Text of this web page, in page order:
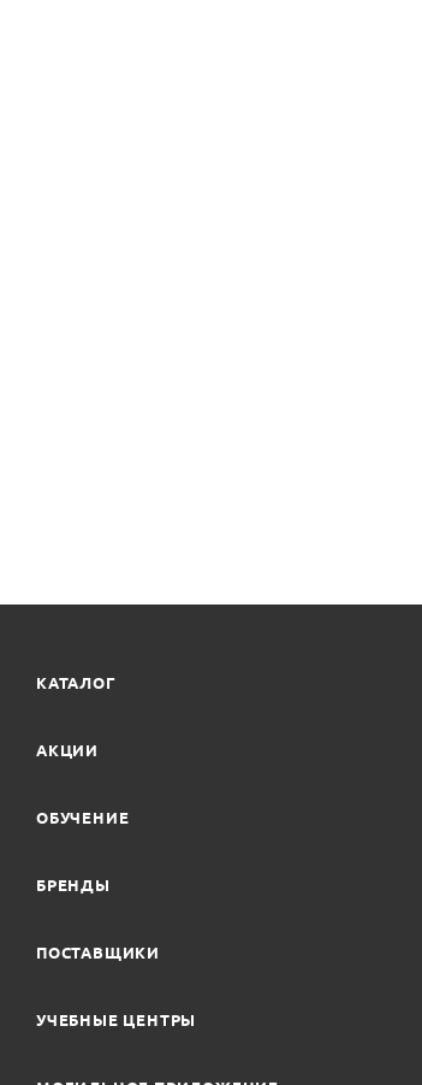
КАТАЛОГ
АКЦИИ
ОБУЧЕНИЕ
БРЕНДЫ
ПОСТАВЩИКИ
УЧЕБНЫЕ ЦЕНТРЫ